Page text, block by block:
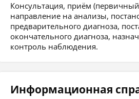
Консультация, приём
направление на анализы,
предварительного диагноза,
окончательного диагноза,
контроль наблюдения.
Информационная